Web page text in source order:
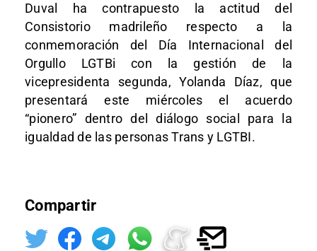
Duval ha contrapuesto la actitud del
Consistorio madrileño respecto a la
conmemoración del Día Internacional del
Orgullo LGTBi con la gestión de la
vicepresidenta segunda, Yolanda Díaz, que
presentará este miércoles el acuerdo
“pionero” dentro del diálogo social para la
igualdad de las personas Trans y LGTBI.
Compartir